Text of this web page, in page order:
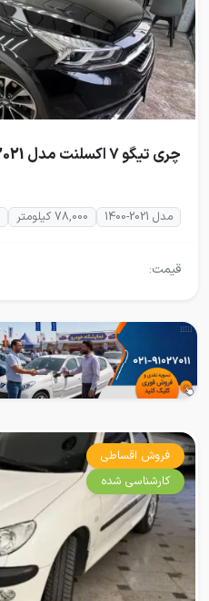
چری تیگو 7 اکسلنت مدل 2021-1400
مدل 2021-1400 78,000 کیلومتر
قیمت:
فروش اقساطی
کارشناسی شده